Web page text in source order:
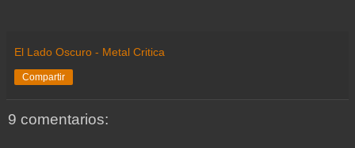
El Lado Oscuro - Metal Critica
Compartir
9 comentarios: